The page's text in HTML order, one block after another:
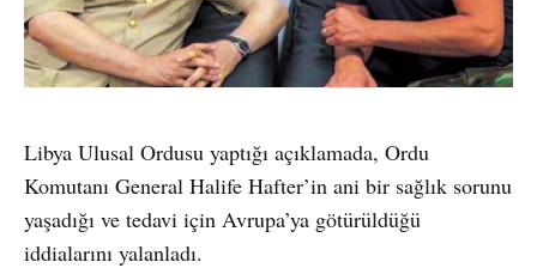
Libya Ulusal Ordusu yaptığı açıklamada, Ordu
Komutanı General Halife Hafter’in ani bir sağlık sorunu
yaşadığı ve tedavi için Avrupa’ya götürüldüğü
iddialarını yalanladı.